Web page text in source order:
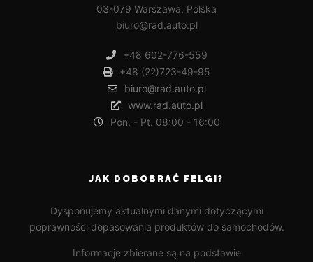
03-079 Warszawa, Polska
biuro@rad.auto.pl
+48 602-776-559
+48 (22)723-49-95
biuro@rad.auto.pl
www.rad.auto.pl
Pon. - Pt. 08:00 - 16:00
JAK DOBOBRAĆ FELGI?
Dysponujemy aktualnymi danymi dotyczącymi
poprawności dopasowania produktów do samochodów.
Informacje zbierane są na podstawie